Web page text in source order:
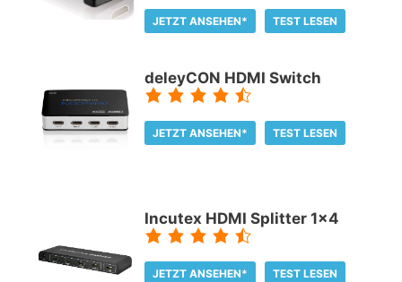
JETZT ANSEHEN* TEST LESEN
deleyCON HDMI Switch
JETZT ANSEHEN* TEST LESEN
Incutex HDMI Splitter 1x4
JETZT ANSEHEN* TEST LESEN